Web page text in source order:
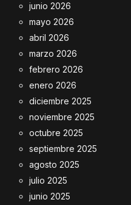
junio 2026
mayo 2026
abril 2026
marzo 2026
febrero 2026
enero 2026
diciembre 2025
noviembre 2025
octubre 2025
septiembre 2025
agosto 2025
julio 2025
junio 2025